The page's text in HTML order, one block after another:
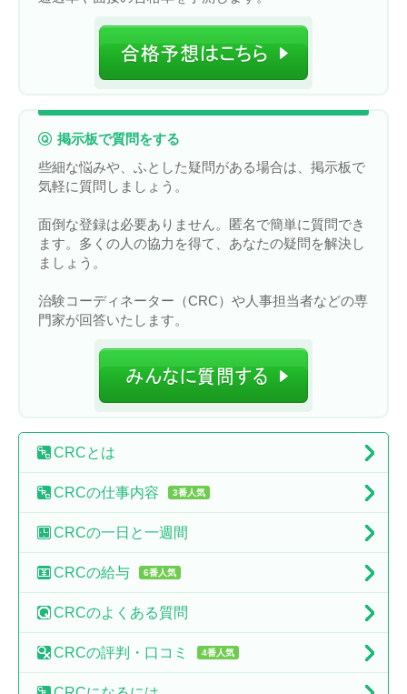
掲示板で質問をする
些細な悩みや、ふとした疑問がある場合は、掲示板で
気軽に質問しましょう。
面倒な登録は必要ありません。匿名で簡単に質問でき
ます。多くの人の協力を得て、あなたの疑問を解決し
ましょう。
治験コーディネーター（CRC）や人事担当者などの専
門家が回答いたします。
CRCとは
CRCの仕事内容 3番人気
CRCの一日と一週間
CRCの給与 6番人気
CRCのよくある質問
CRCの評判・口コミ 4番人気